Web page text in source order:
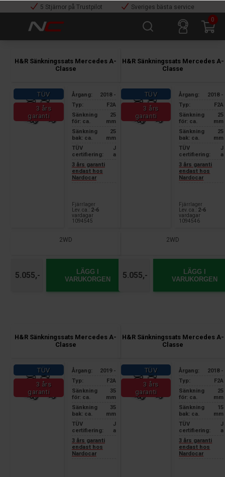
5 Stjärnor på Trustpilot
Sveriges bästa service
0
H&R Sänkningssats Mercedes A-
Classe
TÜV
3 års
garanti
Årgang:
2018 -
Typ:
F2A
Sänkning
för: ca.
25
mm
Sänkning
bak: ca.
25
mm
TÜV
certifiering:
J
a
3 års garanti
endast hos
Nardocar
Fjärrlager
Lev. ca.:
2-6
vardagar
1094545
2WD
5.055,-
LÄGG I
VARUKORGEN
H&R Sänkningssats Mercedes A-
Classe
TÜV
3 års
garanti
Årgang:
2018 -
Typ:
F2A
Sänkning
för: ca.
25
mm
Sänkning
bak: ca.
25
mm
TÜV
certifiering:
J
a
3 års garanti
endast hos
Nardocar
Fjärrlager
Lev. ca.: 2-6
vardagar
1094546
2WD
5.055,-
LÄGG I
VARUKORGEN
H&R Sänkningssats Mercedes A-
Classe
TÜV
3 års
garanti
Årgang:
2019 -
Typ:
F2A
Sänkning
för: ca.
35
mm
Sänkning
bak: ca.
35
mm
TÜV
certifiering:
J
a
3 års garanti
endast hos
Nardocar
H&R Sänkningssats Mercedes A-
Classe
TÜV
3 års
garanti
Årgang:
2018 -
Typ:
F2A
Sänkning
för: ca.
25
mm
Sänkning
bak: ca.
15
mm
TÜV
certifiering:
J
a
3 års garanti
endast hos
Nardocar